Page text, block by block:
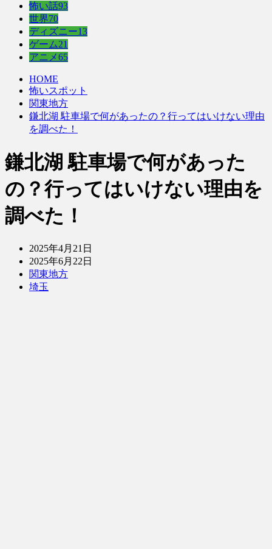
怖い話93
世界70
ディズニー13
ゲーム21
アニメ65
HOME
怖いスポット
関東地方
鎌北湖 駐車場で何があったの？行ってはいけない理由
を調べた！
鎌北湖 駐車場で何があった
の？行ってはいけない理由を
調べた！
2025年4月21日
2025年6月22日
関東地方
埼玉